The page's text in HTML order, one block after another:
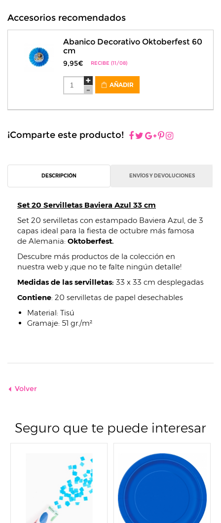
Accesorios recomendados
Abanico Decorativo Oktoberfest 60
cm
9,95€ RECIBE (11/08)
AÑADIR
¡Comparte este producto!
DESCRIPCIÓN ENVÍOS Y DEVOLUCIONES
Set 20 Servilletas Baviera Azul 33 cm
Set 20 servilletas con estampado Baviera Azul, de 3
capas ideal para la fiesta de octubre más famosa
de Alemania: Oktoberfest.
Descubre más productos de la colección en
nuestra web y ¡que no te falte ningún detalle!
Medidas de las servilletas: 33 x 33 cm desplegadas
Contiene: 20 servilletas de papel desechables
Material: Tisú
Gramaje: 51 gr./m²
Volver
Seguro que te puede interesar